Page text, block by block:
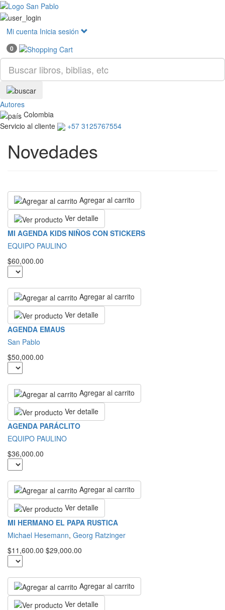
Mi cuenta Inicia sesión
0
Autores
Colombia
Servicio al cliente
+57 3125767554
Novedades
Agregar al carrito
Ver detalle
MI AGENDA KIDS NIÑOS CON STICKERS
EQUIPO PAULINO
$60,000.00
Agregar al carrito
Ver detalle
AGENDA EMAUS
San Pablo
$50,000.00
Agregar al carrito
Ver detalle
AGENDA PARÁCLITO
EQUIPO PAULINO
$36,000.00
Agregar al carrito
Ver detalle
MI HERMANO EL PAPA RUSTICA
Michael Hesemann, Georg Ratzinger
$11,600.00 $29,000.00
Agregar al carrito
Ver detalle